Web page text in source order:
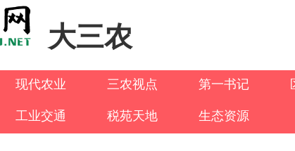
大三农
现代农业 三农视点 第一书记
工业交通 税苑天地 生态资源